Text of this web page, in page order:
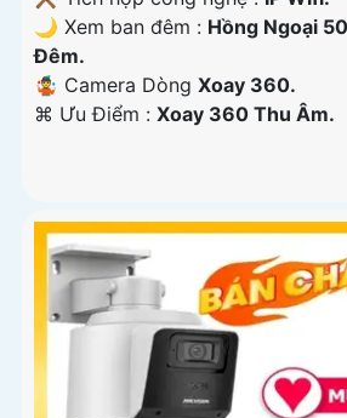
🌙 Xem ban đêm : Hồng Ngoại
Đêm.
🤹 Camera Dòng Xoay 360.
️⌘ Ưu Điểm : Xoay 360 Thu Âm.